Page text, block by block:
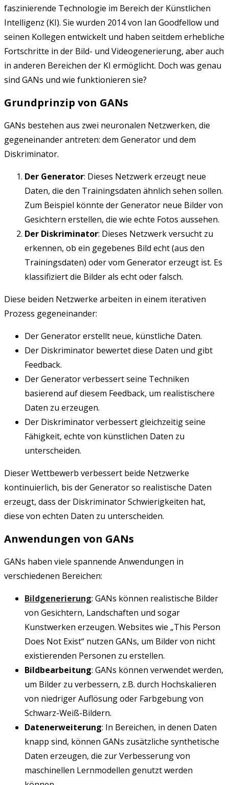
faszinierende Technologie im Bereich der Künstlichen
Intelligenz (KI). Sie wurden 2014 von Ian Goodfellow und
seinen Kollegen entwickelt und haben seitdem erhebliche
Fortschritte in der Bild- und Videogenerierung, aber auch
in anderen Bereichen der KI ermöglicht. Doch was genau
sind GANs und wie funktionieren sie?
Grundprinzip von GANs
GANs bestehen aus zwei neuronalen Netzwerken, die
gegeneinander antreten: dem Generator und dem
Diskriminator.
Der Generator: Dieses Netzwerk erzeugt neue
Daten, die den Trainingsdaten ähnlich sehen sollen.
Zum Beispiel könnte der Generator neue Bilder von
Gesichtern erstellen, die wie echte Fotos aussehen.
Der Diskriminator: Dieses Netzwerk versucht zu
erkennen, ob ein gegebenes Bild echt (aus den
Trainingsdaten) oder vom Generator erzeugt ist. Es
klassifiziert die Bilder als echt oder falsch.
Diese beiden Netzwerke arbeiten in einem iterativen
Prozess gegeneinander:
Der Generator erstellt neue, künstliche Daten.
Der Diskriminator bewertet diese Daten und gibt
Feedback.
Der Generator verbessert seine Techniken
basierend auf diesem Feedback, um realistischere
Daten zu erzeugen.
Der Diskriminator verbessert gleichzeitig seine
Fähigkeit, echte von künstlichen Daten zu
unterscheiden.
Dieser Wettbewerb verbessert beide Netzwerke
kontinuierlich, bis der Generator so realistische Daten
erzeugt, dass der Diskriminator Schwierigkeiten hat,
diese von echten Daten zu unterscheiden.
Anwendungen von GANs
GANs haben viele spannende Anwendungen in
verschiedenen Bereichen:
Bildgenerierung: GANs können realistische Bilder
von Gesichtern, Landschaften und sogar
Kunstwerken erzeugen. Websites wie „This Person
Does Not Exist“ nutzen GANs, um Bilder von nicht
existierenden Personen zu erstellen.
Bildbearbeitung: GANs können verwendet werden,
um Bilder zu verbessern, z.B. durch Hochskalieren
von niedriger Auflösung oder Farbgebung von
Schwarz-Weiß-Bildern.
Datenerweiterung: In Bereichen, in denen Daten
knapp sind, können GANs zusätzliche synthetische
Daten erzeugen, die zur Verbesserung von
maschinellen Lernmodellen genutzt werden